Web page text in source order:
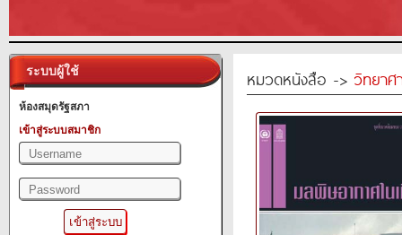
ระบบผู้ใช้
ห้องสมุดรัฐสภา
เข้าสู่ระบบสมาชิก
หมวดหนังสือ -> วิทยาศ